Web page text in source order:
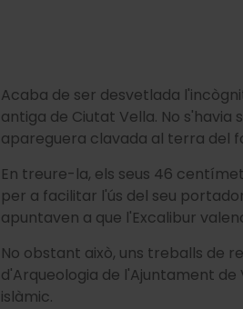
Acaba de ser desvetlada
antiga de Ciutat Vella. No s'havia
apareguera clavada al terra del
En treure-la, els seus 46
per a facilitar l'ús del seu
apuntaven a que l'Excalibur
No obstant això, uns treballs de
d'Arqueologia de l'Ajuntament
islàmic.